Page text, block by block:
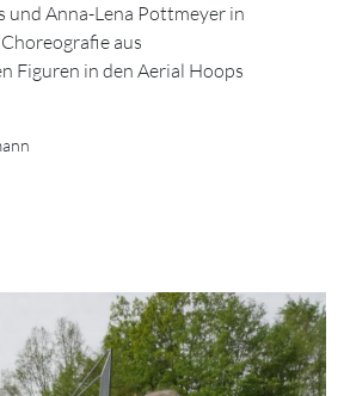
und Anna-Lena Pottmeyer in
aus
Figuren in den Aerial Hoops